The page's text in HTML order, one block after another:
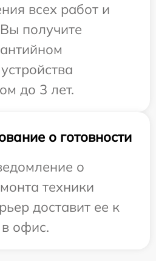
всех работ и
получите
до 3 лет.
о готовности
о
техники
доставит ее к
офис.